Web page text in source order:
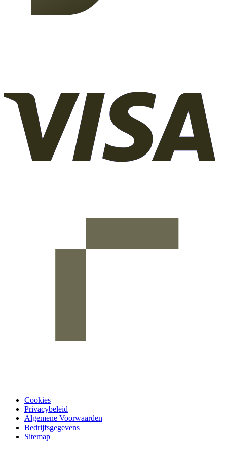
Cookies
Privacybeleid
Algemene Voorwaarden
Bedrijfsgegevens
Sitemap